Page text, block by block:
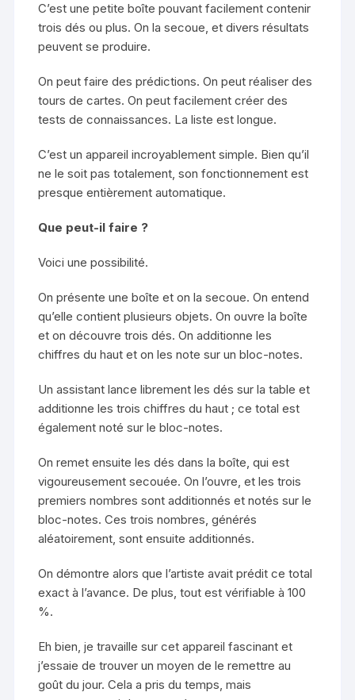
C’est une petite boîte pouvant facilement contenir
trois dés ou plus. On la secoue, et divers résultats
peuvent se produire.
On peut faire des prédictions. On peut réaliser des
tours de cartes. On peut facilement créer des
tests de connaissances. La liste est longue.
C’est un appareil incroyablement simple. Bien qu’il
ne le soit pas totalement, son fonctionnement est
presque entièrement automatique.
Que peut-il faire ?
Voici une possibilité.
On présente une boîte et on la secoue. On entend
qu’elle contient plusieurs objets. On ouvre la boîte
et on découvre trois dés. On additionne les
chiffres du haut et on les note sur un bloc-notes.
Un assistant lance librement les dés sur la table et
additionne les trois chiffres du haut ; ce total est
également noté sur le bloc-notes.
On remet ensuite les dés dans la boîte, qui est
vigoureusement secouée. On l’ouvre, et les trois
premiers nombres sont additionnés et notés sur le
bloc-notes. Ces trois nombres, générés
aléatoirement, sont ensuite additionnés.
On démontre alors que l’artiste avait prédit ce total
exact à l’avance. De plus, tout est vérifiable à 100
%.
Eh bien, je travaille sur cet appareil fascinant et
j’essaie de trouver un moyen de le remettre au
goût du jour. Cela a pris du temps, mais